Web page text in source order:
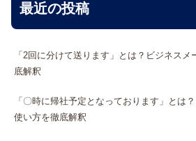
最近の投稿
「2回に分けて送ります」とは？ビジネス
底解釈
「〇時に帰社予定となっております」とは
使い方を徹底解釈